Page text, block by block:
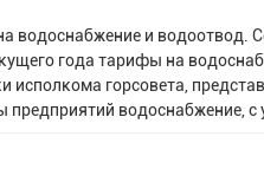
водоснабжение и водоотвод.
года тарифы на
горсовета,
водоснабжение,